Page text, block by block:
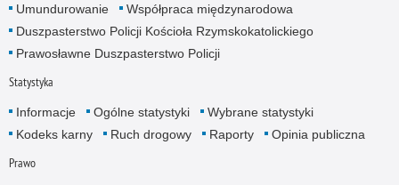
Umundurowanie
Współpraca międzynarodowa
Duszpasterstwo Policji Kościoła Rzymskokatolickiego
Prawosławne Duszpasterstwo Policji
Statystyka
Informacje Ogólne statystyki
Wybrane statystyki
Kodeks karny
Ruch drogowy Raporty Opinia publiczna
Prawo